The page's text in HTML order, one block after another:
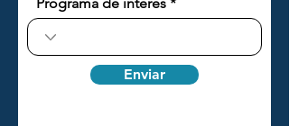
Enviar